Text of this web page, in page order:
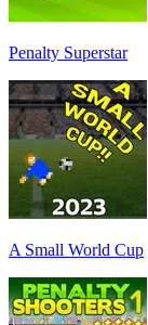
Penalty Superstar
A Small World Cup